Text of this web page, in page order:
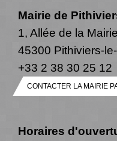
Mairie de
1, Allée de la Mairie
45300 Pithiviers-
+33 2 38 30 25 12
CONTACTER LA MAIRIE
Horaires